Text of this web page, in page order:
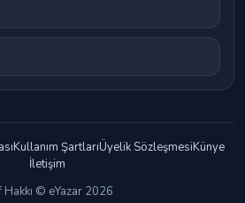
Kullanım ŞartlarıÜyelik SözleşmesiKünye
İletişim
Hakkı © eYazar 2026